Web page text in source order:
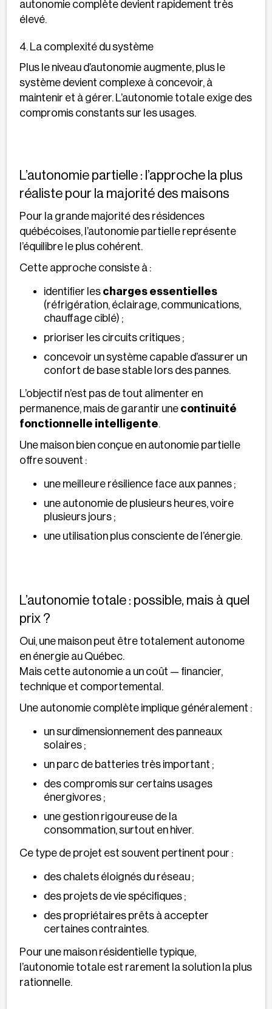
autonomie complète devient rapidement très
élevé.
4. La complexité du système
Plus le niveau d’autonomie augmente, plus le
système devient complexe à concevoir, à
maintenir et à gérer. L’autonomie totale exige des
compromis constants sur les usages.
L’autonomie partielle : l’approche la plus
réaliste pour la majorité des maisons
Pour la grande majorité des résidences
québécoises, l’autonomie partielle représente
l’équilibre le plus cohérent.
Cette approche consiste à :
identifier les charges essentielles
(réfrigération, éclairage, communications,
chauffage ciblé) ;
prioriser les circuits critiques ;
concevoir un système capable d’assurer un
confort de base stable lors des pannes.
L’objectif n’est pas de tout alimenter en
permanence, mais de garantir une continuité
fonctionnelle intelligente.
Une maison bien conçue en autonomie partielle
offre souvent :
une meilleure résilience face aux pannes ;
une autonomie de plusieurs heures, voire
plusieurs jours ;
une utilisation plus consciente de l’énergie.
L’autonomie totale : possible, mais à quel
prix ?
Oui, une maison peut être totalement autonome
en énergie au Québec.
Mais cette autonomie a un coût — financier,
technique et comportemental.
Une autonomie complète implique généralement :
un surdimensionnement des panneaux
solaires ;
un parc de batteries très important ;
des compromis sur certains usages
énergivores ;
une gestion rigoureuse de la
consommation, surtout en hiver.
Ce type de projet est souvent pertinent pour :
des chalets éloignés du réseau ;
des projets de vie spécifiques ;
des propriétaires prêts à accepter
certaines contraintes.
Pour une maison résidentielle typique,
l’autonomie totale est rarement la solution la plus
rationnelle.